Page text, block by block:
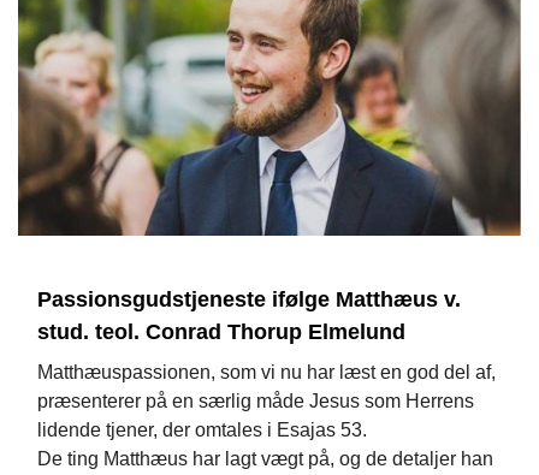
Passionsgudstjeneste ifølge Matthæus v.
stud. teol. Conrad Thorup Elmelund
Matthæuspassionen, som vi nu har læst en god del af,
præsenterer på en særlig måde Jesus som Herrens
lidende tjener, der omtales i Esajas 53.
De ting Matthæus har lagt vægt på, og de detaljer han